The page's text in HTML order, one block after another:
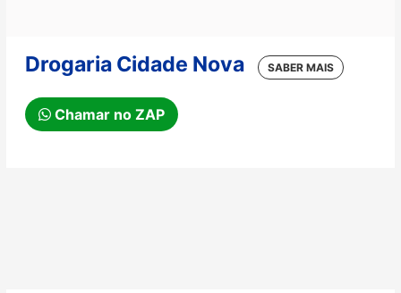
Drogaria Cidade Nova
Chamar no ZAP